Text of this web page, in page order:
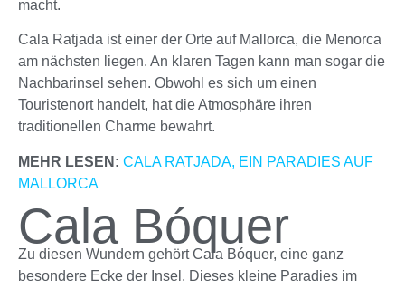
macht.
Cala Ratjada ist einer der Orte auf Mallorca, die Menorca
am nächsten liegen. An klaren Tagen kann man sogar die
Nachbarinsel sehen. Obwohl es sich um einen
Touristenort handelt, hat die Atmosphäre ihren
traditionellen Charme bewahrt.
MEHR LESEN: CALA RATJADA, EIN PARADIES AUF
MALLORCA
Cala Bóquer
Zu diesen Wundern gehört Cala Bóquer, eine ganz
besondere Ecke der Insel. Dieses kleine Paradies im